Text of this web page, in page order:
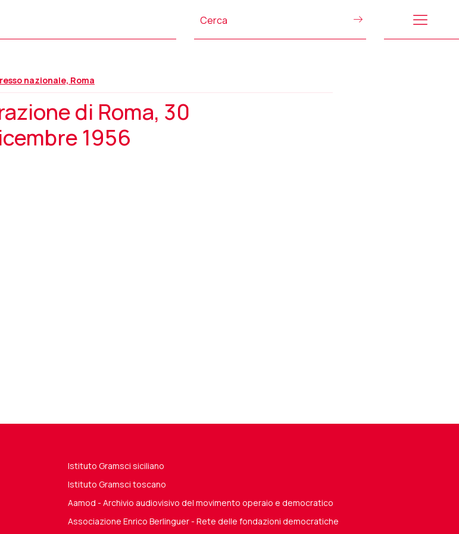
nazionale, Roma
di Roma, 30
1956
Istituto Gramsci siciliano
Istituto Gramsci toscano
Aamod - Archivio audiovisivo del movimento operaio e democratico
Associazione Enrico Berlinguer - Rete delle fondazioni democratiche